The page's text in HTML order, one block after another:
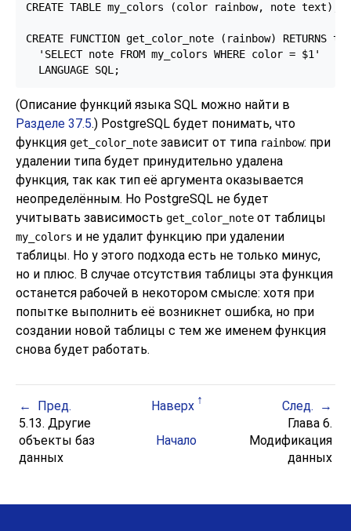
CREATE TABLE my_colors (color rainbow, note text);
CREATE FUNCTION get_color_note (rainbow) RETURNS
  'SELECT note FROM my_colors WHERE color = $1'
  LANGUAGE SQL;
(Описание функций языка SQL можно найти в
Разделе 37.5.) PostgreSQL будет понимать, что
функция get_color_note зависит от типа rainbow: при
удалении типа будет принудительно удалена
функция, так как тип её аргумента оказывается
неопределённым. Но PostgreSQL не будет
учитывать зависимость get_color_note от таблицы
my_colors и не удалит функцию при удалении
таблицы. Но у этого подхода есть не только минус,
но и плюс. В случае отсутствия таблицы эта функция
останется рабочей в некотором смысле: хотя при
попытке выполнить её возникнет ошибка, но при
создании новой таблицы с тем же именем функция
снова будет работать.
Пред. Наверх
След.
5.13. Другие
объекты баз
данных
Начало
Глава 6.
Модификация
данных